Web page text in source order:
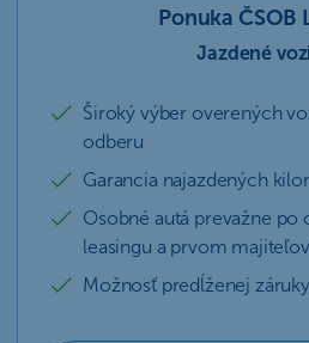
Ponuka ČSOB
Jazdené
Široký výber overených
odberu
Garancia najazdených
Osobné autá prevažne po
leasingu a prvom
Možnosť predĺženej